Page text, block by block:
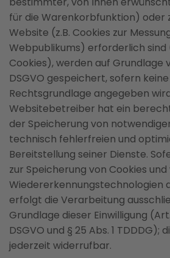
für die Warenkorbfunktion) oder
Website (z.B. Cookies zur
Webpublikums) erforderlich sind
Cookies), werden auf Grundlage
DSGVO gespeichert, sofern
Rechtsgrundlage angegeben
Websitebetreiber hat ein
der Speicherung von
technisch fehlerfreien und
Bereitstellung seiner Dienste.
zur Speicherung von Cookies
Wiedererkennungstechnologien
erfolgt die Verarbeitung
Grundlage dieser Einwilligung
DSGVO und § 25 Abs. 1 TDDDG);
jederzeit widerrufbar.